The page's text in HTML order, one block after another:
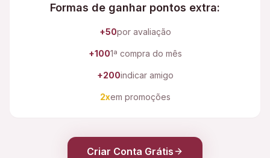
Formas de ganhar pontos extra:
+50por avaliação
+1001ª compra do mês
+200indicar amigo
2xem promoções
Criar Conta Grátis